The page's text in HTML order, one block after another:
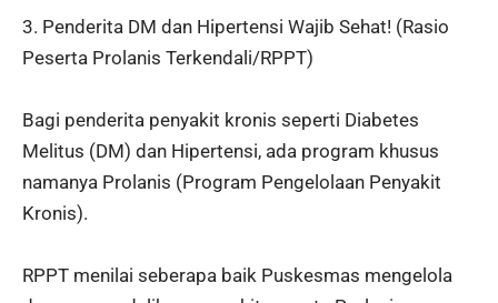
3. Penderita DM dan Hipertensi Wajib Sehat! (Rasio
Peserta Prolanis Terkendali/RPPT)
Bagi penderita penyakit kronis seperti Diabetes
Melitus (DM) dan Hipertensi, ada program khusus
namanya Prolanis (Program Pengelolaan Penyakit
Kronis).
RPPT menilai seberapa baik Puskesmas mengelola